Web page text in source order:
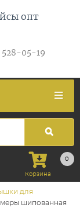
опт
528-05-19
0
Корзина
для
шипованная